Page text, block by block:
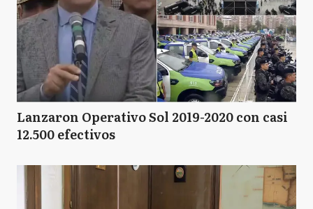
Lanzaron Operativo Sol 2019-2020 con casi
12.500 efectivos